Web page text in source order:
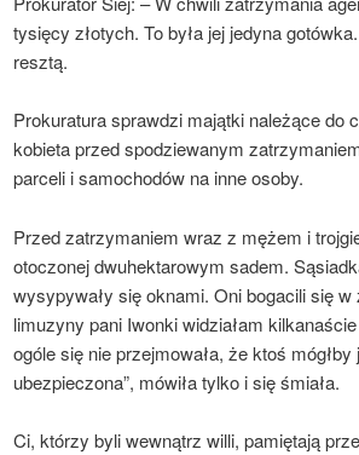
tysięcy złotych. To była jej jedyna
resztą.
Prokuratura sprawdzi majątki należące do
kobieta przed spodziewanym
parceli i samochodów na inne osoby.
Przed zatrzymaniem wraz z mężem i
otoczonej dwuhektarowym sadem.
wysypywały się oknami. Oni bogacili się
limuzyny pani Iwonki widziałam
ogóle się nie przejmowała, że ktoś
ubezpieczona”, mówiła tylko i się śmiała.
Ci, którzy byli wewnątrz willi, pamiętają